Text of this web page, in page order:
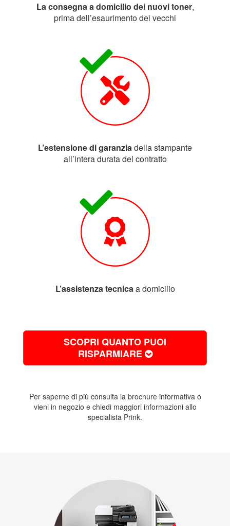
La consegna a domicilio dei nuovi toner,
prima dell’esaurimento dei vecchi
L’estensione di garanziadella stampante
all’intera durata del contratto
L’assistenza tecnicaa domicilio
SCOPRI QUANTO PUOI
RISPARMIARE
Per saperne di più consulta la brochure informativao
vieni in negozio e chiedi maggiori informazioni allo
specialista Prink.